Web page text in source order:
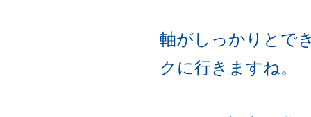
軸がしっかりとで
クに行きますね。